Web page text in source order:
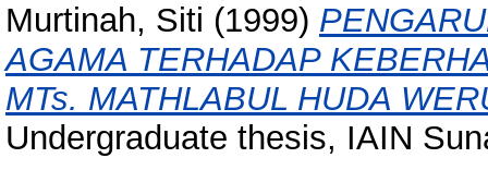
Murtinah, Siti (1999)
AGAMA TERHADAP
MTs. MATHLABUL HUDA
Undergraduate thesis, IAIN